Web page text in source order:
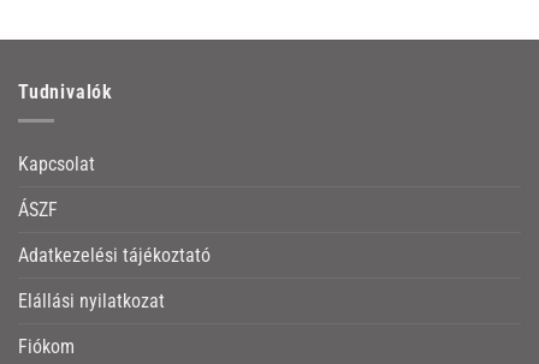
Tudnivalók
Kapcsolat
ÁSZF
Adatkezelési tájékoztató
Elállási nyilatkozat
Fiókom